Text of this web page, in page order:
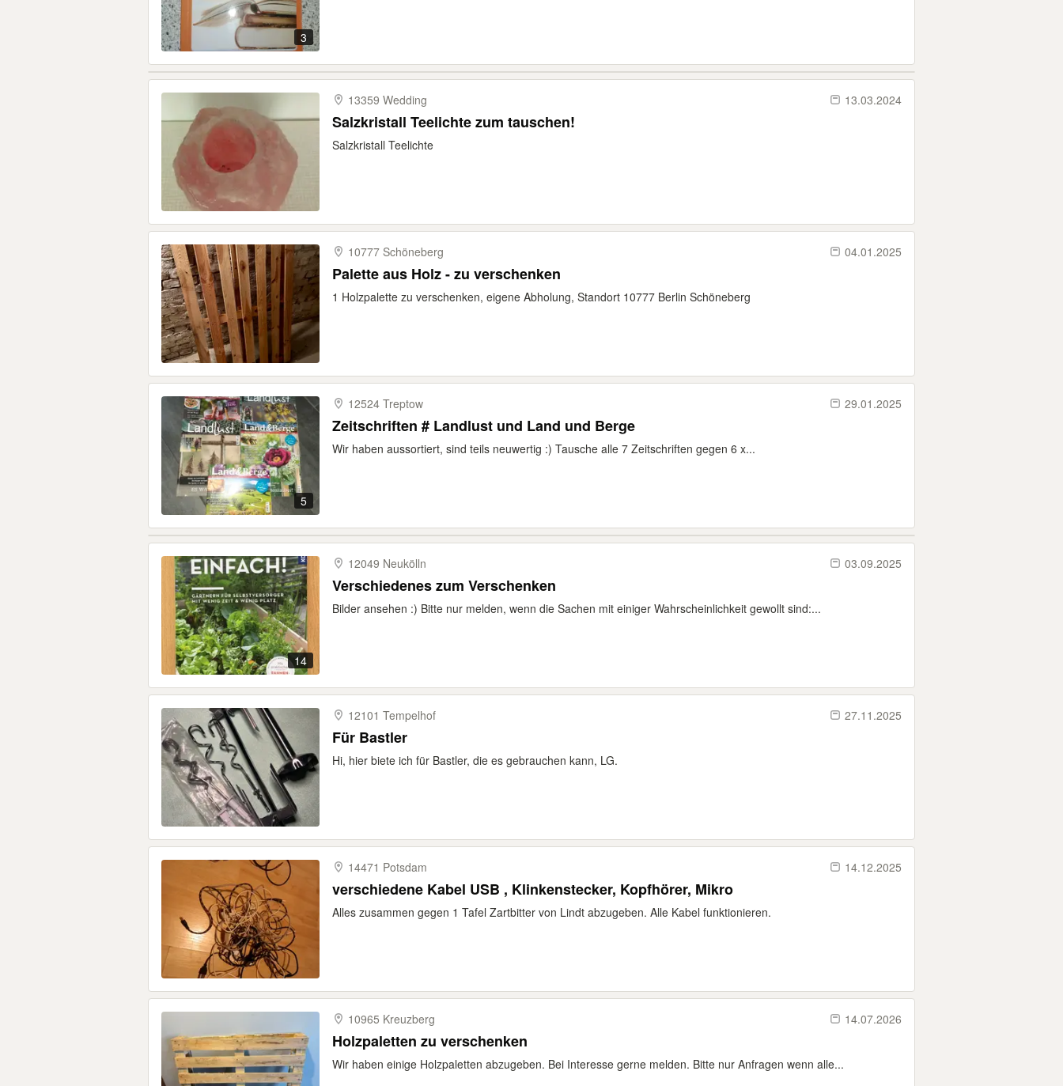
3
13359 Wedding 13.03.2024
Salzkristall Teelichte zum tauschen!
Salzkristall Teelichte
10777 Schöneberg 04.01.2025
Palette aus Holz - zu verschenken
1 Holzpalette zu verschenken, eigene Abholung, Standort 10777 Berlin Schöneberg
5
12524 Treptow 29.01.2025
Zeitschriften # Landlust und Land und Berge
Wir haben aussortiert, sind teils neuwertig :) Tausche alle 7 Zeitschriften gegen 6 x...
14
12049 Neukölln 03.09.2025
Verschiedenes zum Verschenken
Bilder ansehen :) Bitte nur melden, wenn die Sachen mit einiger Wahrscheinlichkeit gewollt sind:...
12101 Tempelhof 27.11.2025
Für Bastler
Hi, hier biete ich für Bastler, die es gebrauchen kann, LG.
14471 Potsdam 14.12.2025
verschiedene Kabel USB , Klinkenstecker, Kopfhörer, Mikro
Alles zusammen gegen 1 Tafel Zartbitter von Lindt abzugeben. Alle Kabel funktionieren.
10965 Kreuzberg 14.07.2026
Holzpaletten zu verschenken
Wir haben einige Holzpaletten abzugeben. Bei Interesse gerne melden. Bitte nur Anfragen wenn alle...